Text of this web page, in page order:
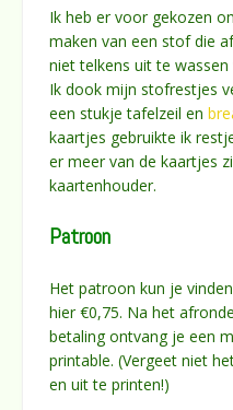
Ik heb er voor gekozen
maken van een stof die
niet telkens uit te
Ik dook mijn stofrestjes
een stukje tafelzeil en
kaartjes gebruikte ik
er meer van de kaartjes
kaartenhouder.
Patroon
Het patroon kun je
hier €0,75. Na het
betaling ontvang je een
printable. (Vergeet niet
en uit te printen!)